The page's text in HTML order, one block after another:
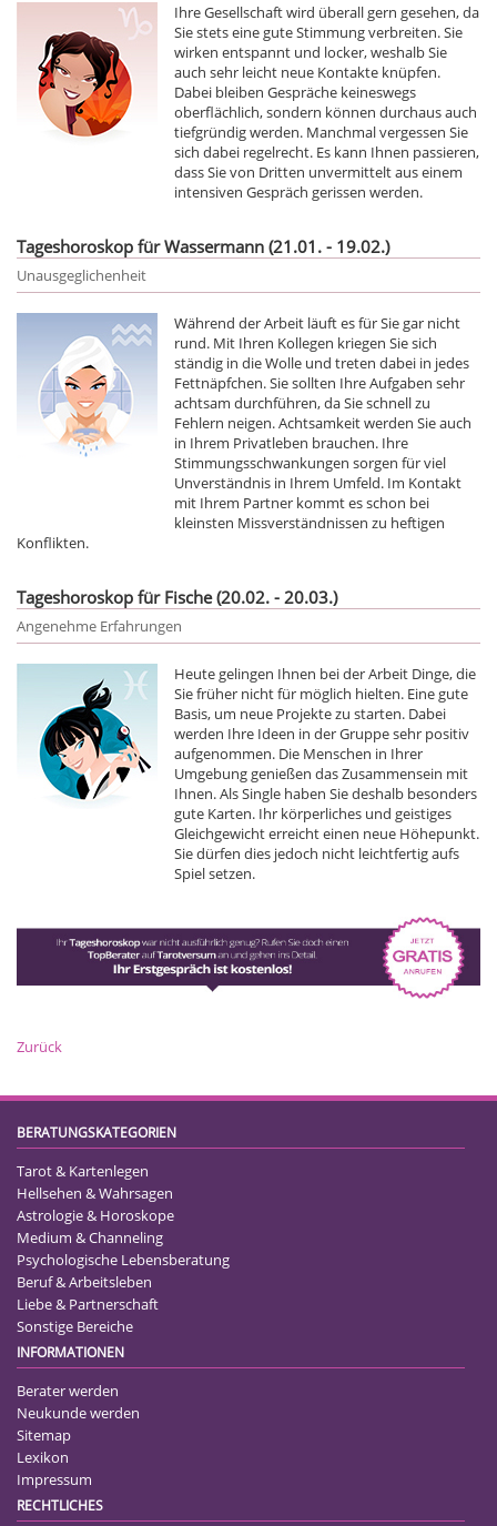
Ihre Gesellschaft wird überall gern gesehen, da
Sie stets eine gute Stimmung verbreiten. Sie
wirken entspannt und locker, weshalb Sie
auch sehr leicht neue Kontakte knüpfen.
Dabei bleiben Gespräche keineswegs
oberflächlich, sondern können durchaus auch
tiefgründig werden. Manchmal vergessen Sie
sich dabei regelrecht. Es kann Ihnen passieren,
dass Sie von Dritten unvermittelt aus einem
intensiven Gespräch gerissen werden.
Tageshoroskop für Wassermann (21.01. - 19.02.)
Unausgeglichenheit
Während der Arbeit läuft es für Sie gar nicht
rund. Mit Ihren Kollegen kriegen Sie sich
ständig in die Wolle und treten dabei in jedes
Fettnäpfchen. Sie sollten Ihre Aufgaben sehr
achtsam durchführen, da Sie schnell zu
Fehlern neigen. Achtsamkeit werden Sie auch
in Ihrem Privatleben brauchen. Ihre
Stimmungsschwankungen sorgen für viel
Unverständnis in Ihrem Umfeld. Im Kontakt
mit Ihrem Partner kommt es schon bei
kleinsten Missverständnissen zu heftigen
Konflikten.
Tageshoroskop für Fische (20.02. - 20.03.)
Angenehme Erfahrungen
Heute gelingen Ihnen bei der Arbeit Dinge, die
Sie früher nicht für möglich hielten. Eine gute
Basis, um neue Projekte zu starten. Dabei
werden Ihre Ideen in der Gruppe sehr positiv
aufgenommen. Die Menschen in Ihrer
Umgebung genießen das Zusammensein mit
Ihnen. Als Single haben Sie deshalb besonders
gute Karten. Ihr körperliches und geistiges
Gleichgewicht erreicht einen neue Höhepunkt.
Sie dürfen dies jedoch nicht leichtfertig aufs
Spiel setzen.
Zurück
BERATUNGSKATEGORIEN
Tarot & Kartenlegen
Hellsehen & Wahrsagen
Astrologie & Horoskope
Medium & Channeling
Psychologische Lebensberatung
Beruf & Arbeitsleben
Liebe & Partnerschaft
Sonstige Bereiche
INFORMATIONEN
Berater werden
Neukunde werden
Sitemap
Lexikon
Impressum
RECHTLICHES